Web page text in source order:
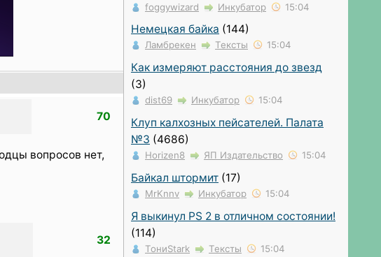
70
вопросов нет,
32
foggywizard Инкубатор 15:04
Немецкая байка (144)
Ламбрекен Тексты 15:04
Как измеряют расстояния до звезд
(3)
dist69 Инкубатор 15:04
Клуп калхозных пейсателей. Палата
№3 (4686)
Horizen8 ЯП Издательство 15:04
Байкал штормит (17)
MrKnnv Инкубатор 15:04
Я выкинул PS 2 в отличном состоянии!
(114)
ТониStark Тексты 15:04